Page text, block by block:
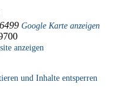
Google Karte anzeigen
anzeigen
und Inhalte entsperren